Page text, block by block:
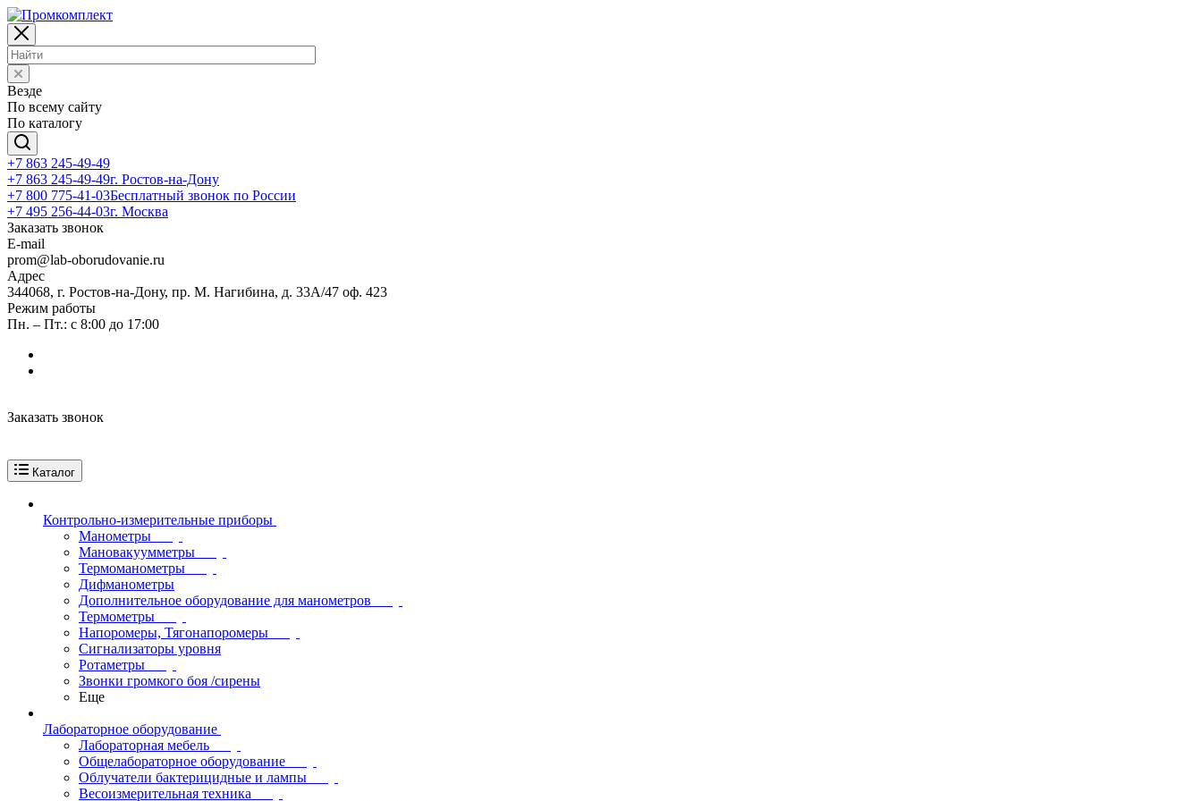
Везде
По всему сайту
По каталогу
+7 863 245-49-49
+7 863 245-49-49г. Ростов-на-Дону
+7 800 775-41-03Бесплатный звонок по России
+7 495 256-44-03г. Москва
Заказать звонок
E-mail
prom@lab-oborudovanie.ru
Адрес
344068, г. Ростов-на-Дону, пр. М. Нагибина, д. 33А/47 оф. 423
Режим работы
Пн. – Пт.: с 8:00 до 17:00
Заказать звонок
Каталог
Контрольно-измерительные приборы
Манометры
Мановакуумметры
Термоманометры
Дифманометры
Дополнительное оборудование для манометров
Термометры
Напоромеры, Тягонапоромеры
Сигнализаторы уровня
Ротаметры
Звонки громкого боя /сирены
Еще
Лабораторное оборудование
Лабораторная мебель
Общелабораторное оборудование
Облучатели бактерицидные и лампы
Весоизмерительная техника